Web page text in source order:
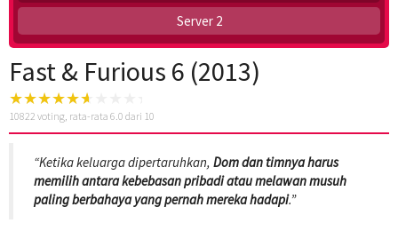
Server 2
Fast & Furious 6 (2013)
10822 voting, rata-rata 6.0 dari 10
“Ketika keluarga dipertaruhkan, Dom dan timnya harus
memilih antara kebebasan pribadi atau melawan musuh
paling berbahaya yang pernah mereka hadapi.”